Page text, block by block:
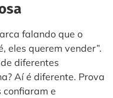
falando que o
eles querem vender”.
diferentes
Aí é diferente. Prova
confiaram e